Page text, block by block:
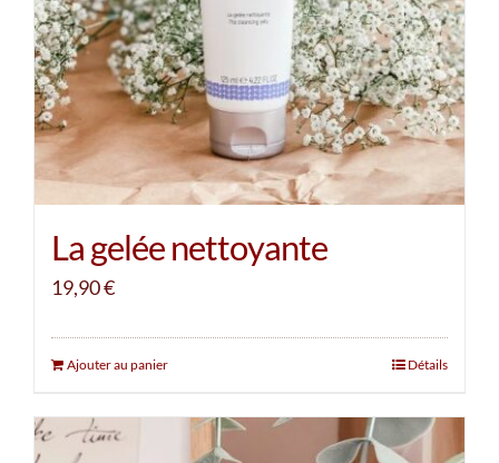
La gelée nettoyante
19,90€
Ajouter au panier Détails